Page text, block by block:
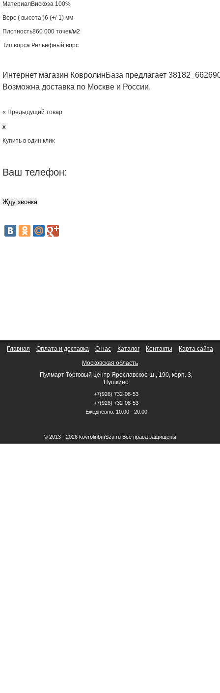
МатериалВискоза 100%
Ворс ( высота )6 (+/-1) мм
Плотность860 000 точек/м2
Тип ворса Рельефный ворс
Интернет магазин КовролинБаза предлагает
Возможна доставка по Москве и России.
« Предыдущий товар
x
Купить в один клик
Ваш телефон:
Главная Оплата и доставка О нас Каталог Контакты Карта сайта
Московская область
Пулмарт Торговый центр Ярославское ш., 190, корп. 3,
Пушкино
+7(926) 732-08-53
+7(926) 732-08-53
Ежедневно: 10:00 - 20:00
© 2013 - 2026 kovrolinbпїЅza.ru Все права защищены